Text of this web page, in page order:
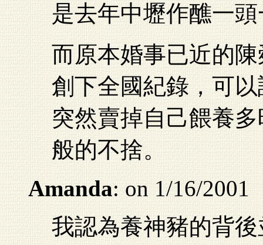
是去年中壢作醮一
而原本婚事已近的
創下全國紀錄，可
突然賣掉自己餵養
般的不捨。
Amanda: on 1/16/2001
我認為養神豬的背